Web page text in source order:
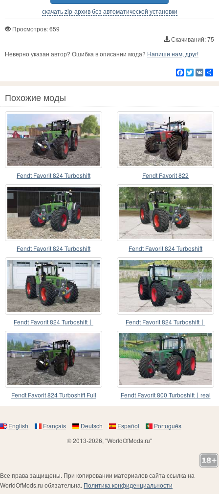
скачать zip-архив без автоматической установки
Просмотров: 659
Скачиваний: 75
Неверно указан автор? Ошибка в описании мода? Напиши нам, друг!
Facebook
Twitter
VK
Похожие моды
Fendt Favorit 824 Turboshift Fendt Favorit 822
Fendt Favorit 824 Turboshift Fendt Favorit 824 Turboshift
Fendt Favorit 824 Turboshift〡
warning signs
Fendt Favorit 824 Turboshift〡
selectable weight
Fendt Favorit 824 Turboshift Full
Fendt Favorit 800 Turboshift〡real
English Français Deutsch Español
Português
© 2013-2026, "WorldOfMods.ru"
Все права защищены. При копировании материалов сайта ссылка на
WorldOfMods.ru обязательна. Политика конфиденциальности